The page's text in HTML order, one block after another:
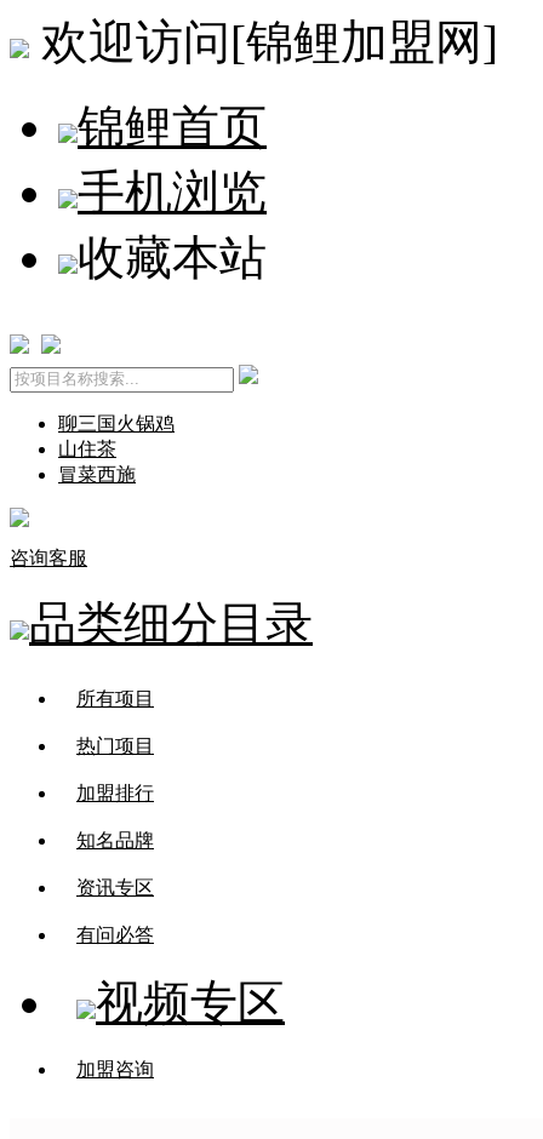
欢迎访问[锦鲤加盟网]
锦鲤首页
手机浏览
收藏本站
聊三国火锅鸡
山住茶
冒菜西施
咨询客服
品类细分目录
所有项目
热门项目
加盟排行
知名品牌
资讯专区
有问必答
视频专区
加盟咨询